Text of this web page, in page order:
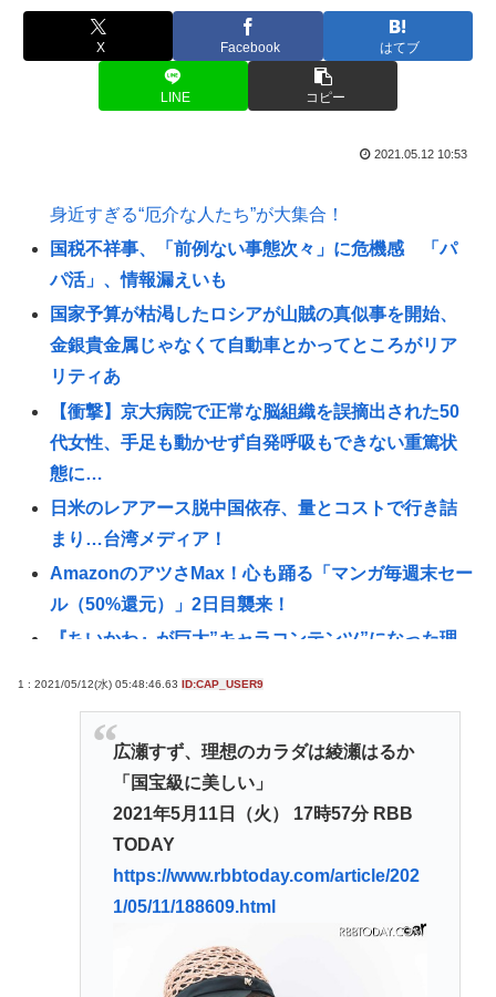
X Facebook はてブ
LINE コピー
2021.05.12 10:53
身近すぎる“厄介な人たち”が大集合！
国税不祥事、「前例ない事態次々」に危機感 「パ
パ活」、情報漏えいも
国家予算が枯渇したロシアが山賊の真似事を開始、
金銀貴金属じゃなくて自動車とかってところがリア
リティあ
【衝撃】京大病院で正常な脳組織を誤摘出された50
代女性、手足も動かせず自発呼吸もできない重篤状
態に…
日米のレアアース脱中国依存、量とコストで行き詰
まり…台湾メディア！
AmazonのアツさMax！心も踊る「マンガ毎週末セー
ル（50%還元）」2日目襲来！
『ちいかわ』が巨大”キャラコンテンツ”になった理
い女子中学生にラリアットして逮捕される
シカ「全部喰った」 祭り中止 | シカたない
国連事務総長「お金がありません。このままでは国
連が完全崩壊します。助けて下さい」
「非常に残念」高市総理と面会決定も…発言不可、
握手のみ 8月9日長崎の被爆体験者「何のために」 |
主催の長崎市に呼ばれたから行ってるんだろうに
杉田水脈ってまともなこと言ってるから叩かれるん
1 : 2021/05/12(水) 05:48:46.63 ID:CAP_USER9
広瀬すず、理想のカラダは綾瀬はるか
「国宝級に美しい」
2021年5月11日（火） 17時57分 RBB
TODAY
https://www.rbbtoday.com/article/202
1/05/11/188609.html